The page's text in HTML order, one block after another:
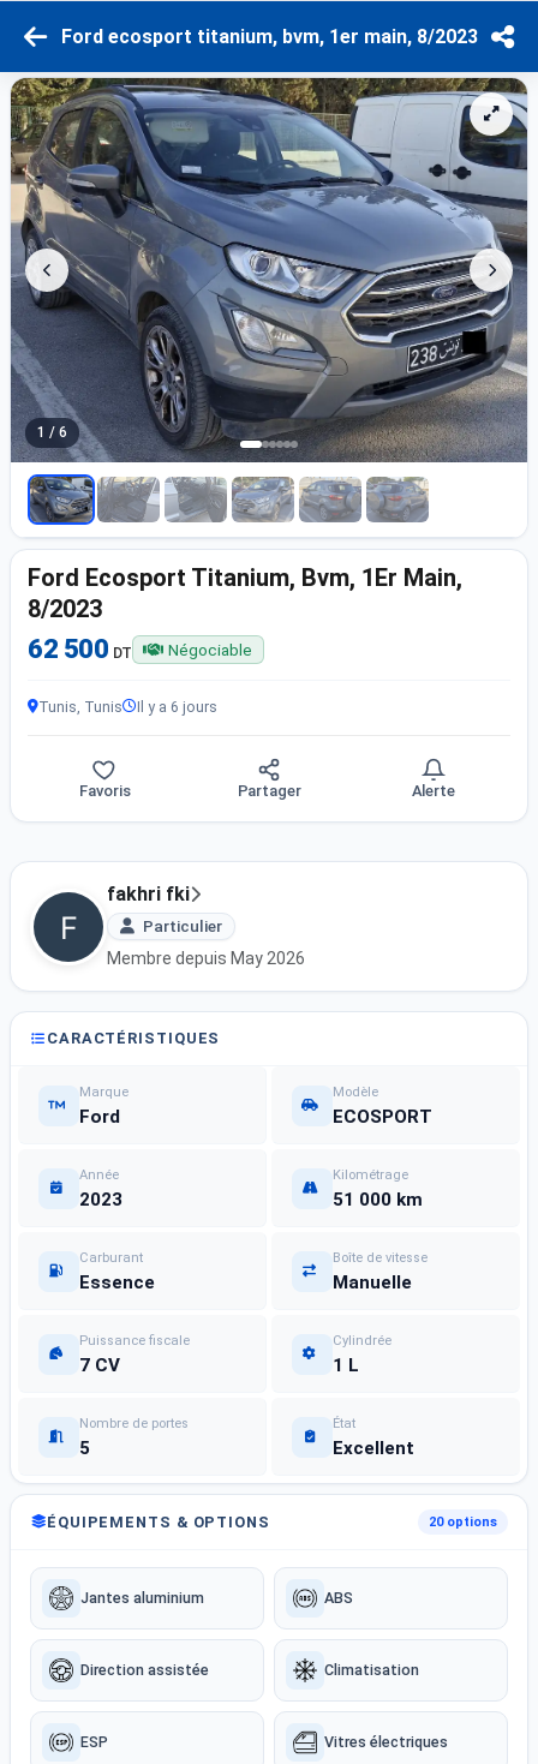
Ford ecosport titanium, bvm, 1er main, 8/2023
1 / 6
Ford Ecosport Titanium, Bvm, 1Er Main,
8/2023
62 500 DT Négociable
Tunis, Tunis Il y a 6 jours
Favoris Partager Alerte
fakhri fki
Particulier
Membre depuis May 2026
CARACTÉRISTIQUES
Marque
Ford
Modèle
ECOSPORT
Année
2023
Kilométrage
51 000 km
Carburant
Essence
Boîte de vitesse
Manuelle
Puissance fiscale
7 CV
Cylindrée
1 L
Nombre de portes
5
État
Excellent
ÉQUIPEMENTS & OPTIONS 20 options
Jantes aluminium ABS
Direction assistée Climatisation
ESP Vitres électriques